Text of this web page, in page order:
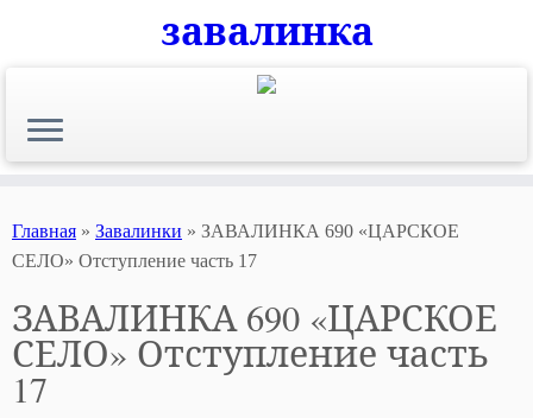
завалинка
Главная » Завалинки » ЗАВАЛИНКА 690 «ЦАРСКОЕ
СЕЛО» Отступление часть 17
ЗАВАЛИНКА 690 «ЦАРСКОЕ
СЕЛО» Отступление часть
17